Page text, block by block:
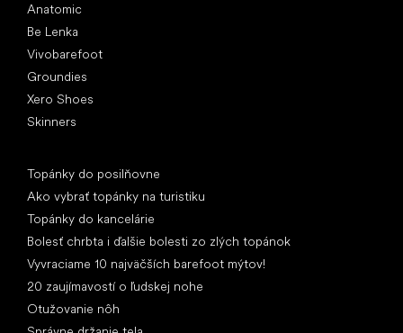
Anatomic
Be Lenka
Vivobarefoot
Groundies
Xero Shoes
Skinners
Topánky do posilňovne
Ako vybrať topánky na turistiku
Topánky do kancelárie
Bolesť chrbta i ďalšie bolesti zo zlých topánok
Vyvraciame 10 najväčších barefoot mýtov!
20 zaujímavostí o ľudskej nohe
Otužovanie nôh